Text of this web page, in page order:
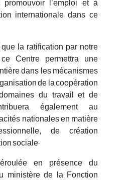
l’emploi et à
internationale dans ce
la ratification par notre
Centre permettra une
dans les mécanismes
de la coopération
du travail et de
également au
nationales en matière
de création
sociale.
en présence du
ministère de la Fonction